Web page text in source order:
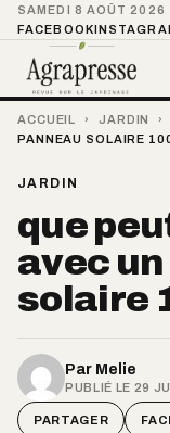
SAMEDI 8 AOÛT 2026
FACEBOOK
ACCUEIL › JARDIN ›
PANNEAU SOLAIRE
JARDIN
que
avec
solaire
Par Melie
PUBLIÉ LE 29
PARTAGER